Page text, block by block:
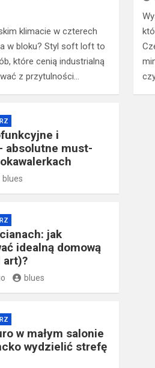
klimacie w czterech
w bloku? Styl soft loft to
które cenią industrialną
z przytulności…
i
absolutne must-
blues
jak
idealną domową
art)?
blues
w małym salonie
wydzielić strefę